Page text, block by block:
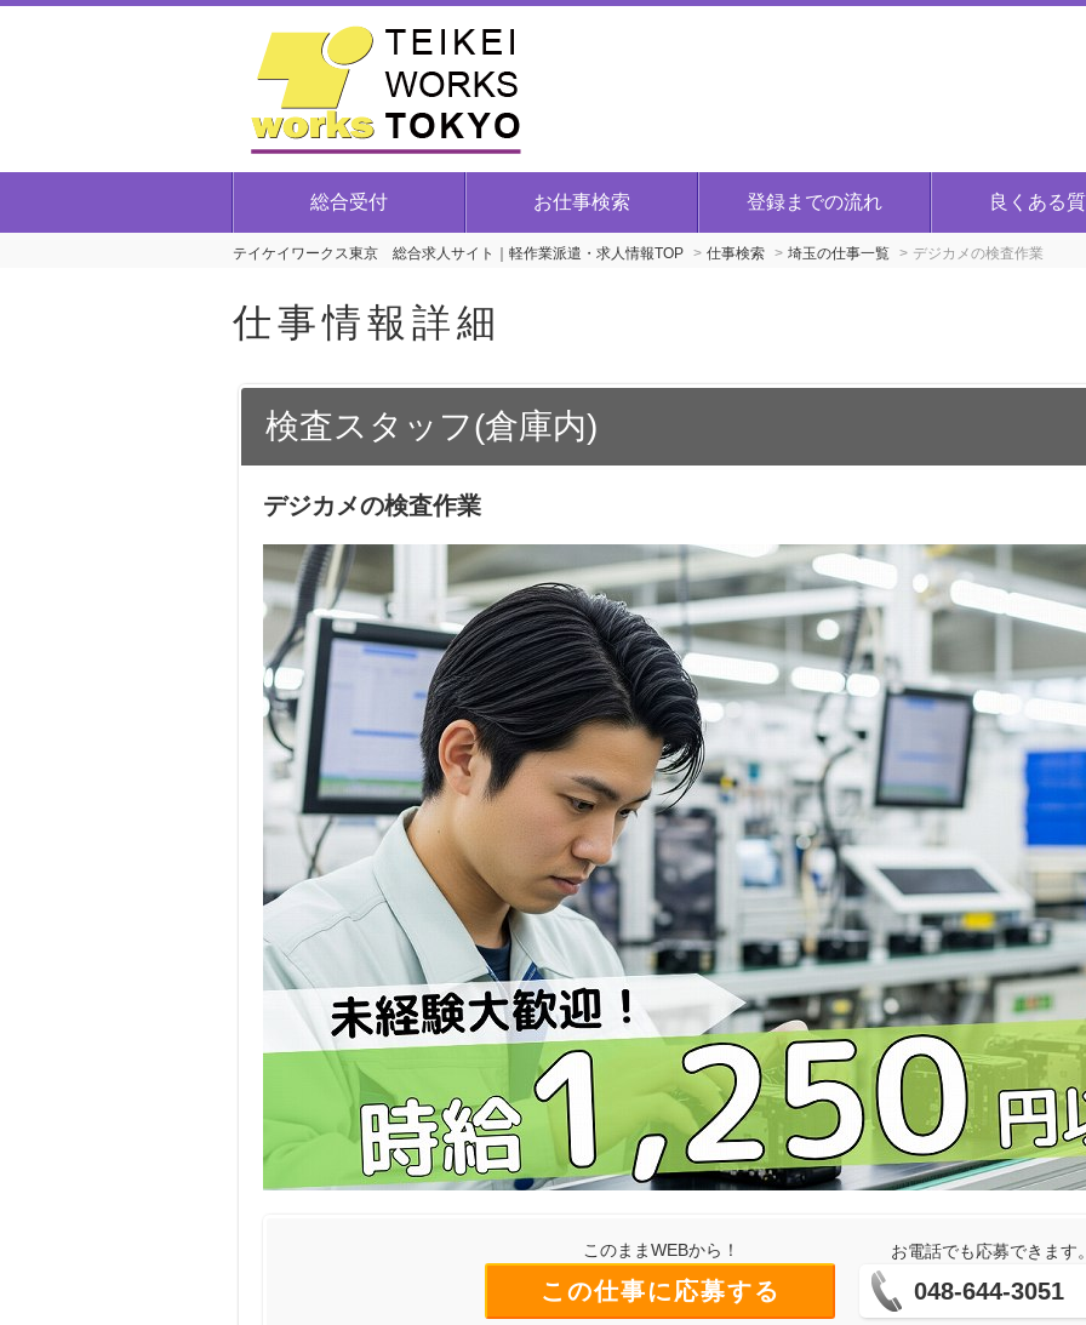
総合受付 お仕事検索 登録までの流れ 良くある
テイケイワークス東京 総合求人サイト｜軽作業派遣・求人情報TOP 仕事検索 埼玉の仕事一覧 デジカメの検査作業
仕事情報詳細
検査スタッフ(倉庫内)
デジカメの検査作業
このままWEBから！
この仕事に応募する
お電話でも応募できます
048-644-3051